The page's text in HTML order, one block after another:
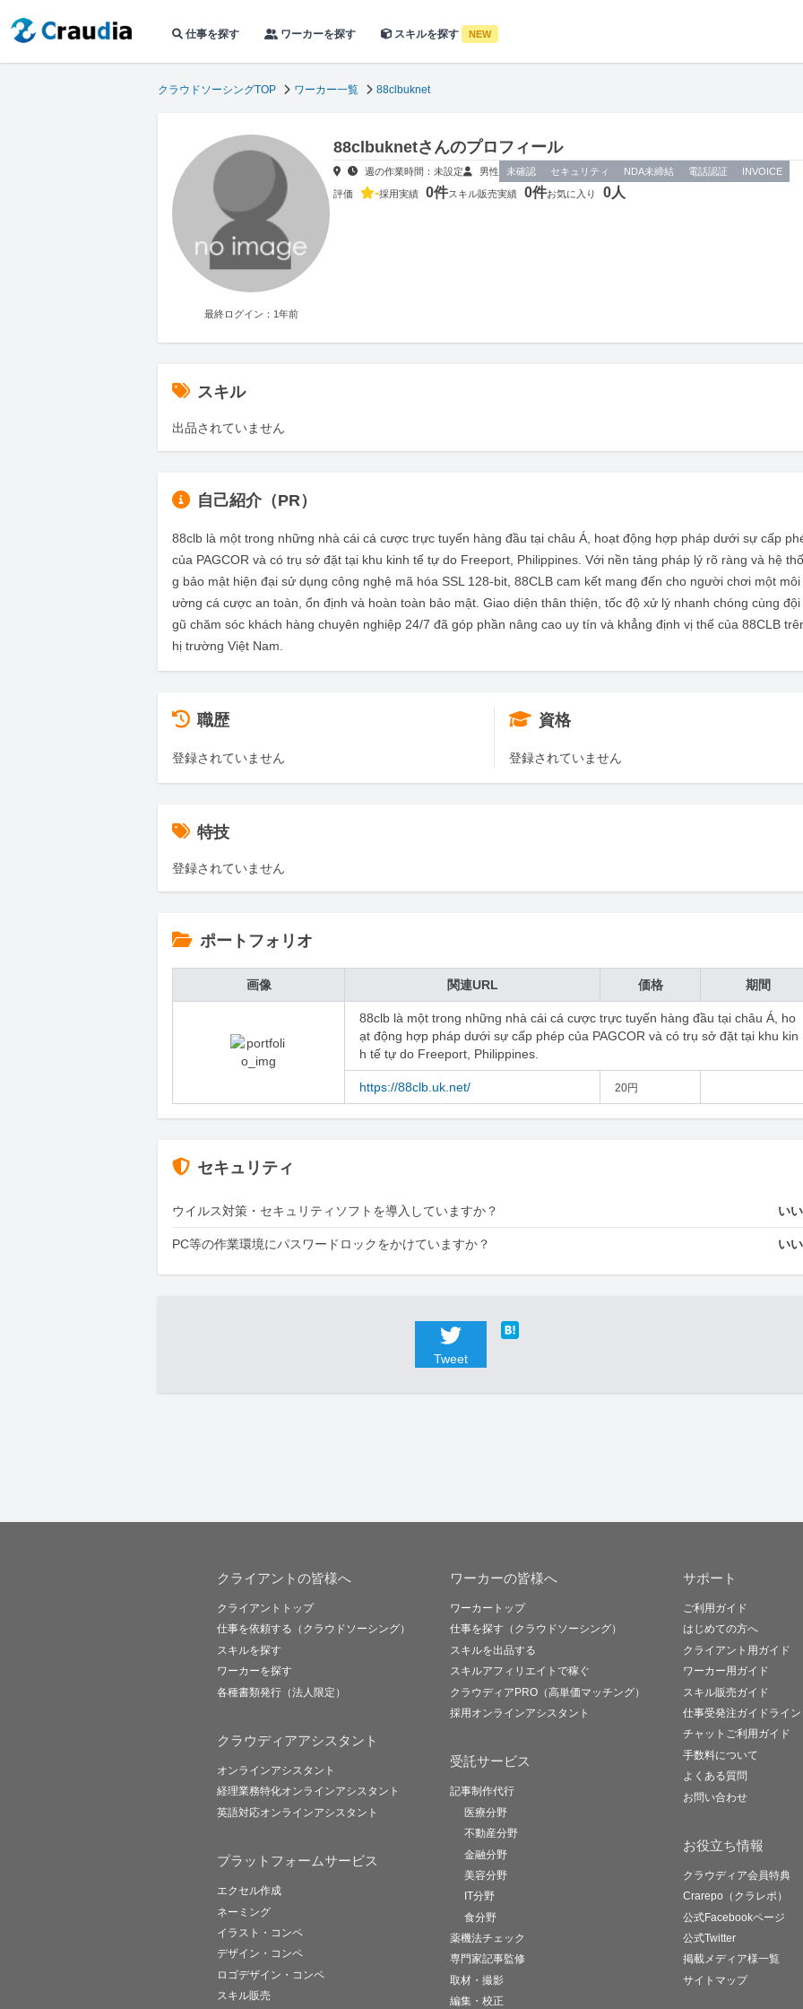
仕事を探す ワーカーを探す スキルを探す NEW
クラウドソーシングTOP ワーカー一覧 88clbuknet
最終ログイン：1年前
88clbuknetさんのプロフィール
週の作業時間：未設定 男性 未確認 セキュリティ NDA未締結 電話認証 INVOICE
評価 -採用実績 0件スキル販売実績 0件お気に入り 0人
スキル
出品されていません
自己紹介（PR）
88clb là một trong những nhà cái cá cược trực tuyến hàng đầu tại châu Á, hoạt động hợp pháp dưới sự cấp
của PAGCOR và có trụ sở đặt tại khu kinh tế tự do Freeport, Philippines. Với nền tảng pháp lý rõ ràng và hệ
g bảo mật hiện đại sử dụng công nghệ mã hóa SSL 128-bit, 88CLB cam kết mang đến cho người chơi một môi
ường cá cược an toàn, ổn định và hoàn toàn bảo mật. Giao diện thân thiện, tốc độ xử lý nhanh chóng cùng đội
gũ chăm sóc khách hàng chuyên nghiệp 24/7 đã góp phần nâng cao uy tín và khẳng định vị thế của 88CLB
hị trường Việt Nam.
職歴
登録されていません
資格
登録されていません
特技
登録されていません
ポートフォリオ
画像 関連URL 価格 期間
88clb là một trong những nhà cái cá cược trực tuyến hàng đầu tại châu Á, ho
ạt động hợp pháp dưới sự cấp phép của PAGCOR và có trụ sở đặt tại khu kin
h tế tự do Freeport, Philippines.
https://88clb.uk.net/ 20円
セキュリティ
ウイルス対策・セキュリティソフトを導入していますか？ い
PC等の作業環境にパスワードロックをかけていますか？ い
Tweet
クライアントの皆様へ
クライアントトップ
仕事を依頼する（クラウドソーシング）
スキルを探す
ワーカーを探す
各種書類発行（法人限定）
クラウディアアシスタント
オンラインアシスタント
経理業務特化オンラインアシスタント
英語対応オンラインアシスタント
プラットフォームサービス
エクセル作成
ネーミング
イラスト・コンペ
デザイン・コンペ
ロゴデザイン・コンペ
スキル販売
ワーカーの皆様へ
ワーカートップ
仕事を探す（クラウドソーシング）
スキルを出品する
スキルアフィリエイトで稼ぐ
クラウディアPRO（高単価マッチング）
採用オンラインアシスタント
受託サービス
記事制作代行
医療分野
不動産分野
金融分野
美容分野
IT分野
食分野
薬機法チェック
専門家記事監修
取材・撮影
編集・校正
サポート
ご利用ガイド
はじめての方へ
クライアント用ガイド
ワーカー用ガイド
スキル販売ガイド
仕事受発注ガイドライン
チャットご利用ガイド
手数料について
よくある質問
お問い合わせ
お役立ち情報
クラウディア会員特典
Crarepo（クラレポ）
公式Facebookページ
公式Twitter
掲載メディア様一覧
サイトマップ